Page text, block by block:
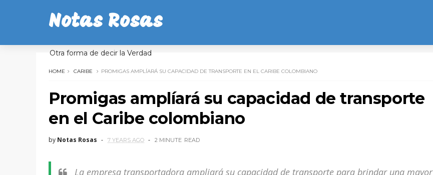
Notas Rosas
Otra forma de decir la Verdad
HOME CARIBE PROMIGAS AMPLÍARÁ SU CAPACIDAD DE TRANSPORTE EN EL CARIBE COLOMBIANO
Promigas amplíará su capacidad de transporte
en el Caribe colombiano
by Notas Rosas 7 YEARS AGO 2 MINUTE READ
La empresa transportadora ampliará su capacidad de transporte para brindar una mayor